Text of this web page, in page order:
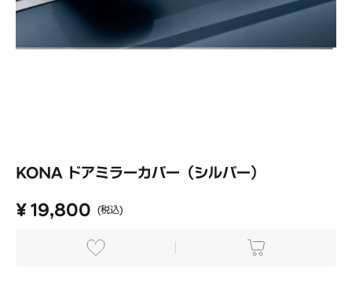
KONA ドアミラーカバー（シルバー）
¥ 19,800 (税込)